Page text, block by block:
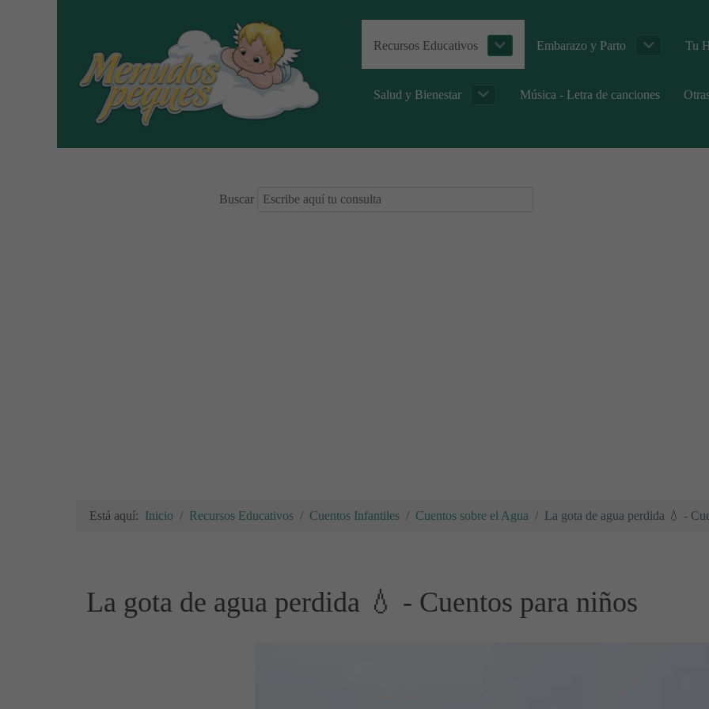
Recursos Educativos Embarazo y Parto Tu
Salud y Bienestar Música - Letra de canciones
Buscar
Está aquí: Inicio Recursos Educativos Cuentos Infantiles Cuentos sobre el Agua La gota de agua perdida 💧 -
La gota de agua perdida 💧 - Cuentos para niños